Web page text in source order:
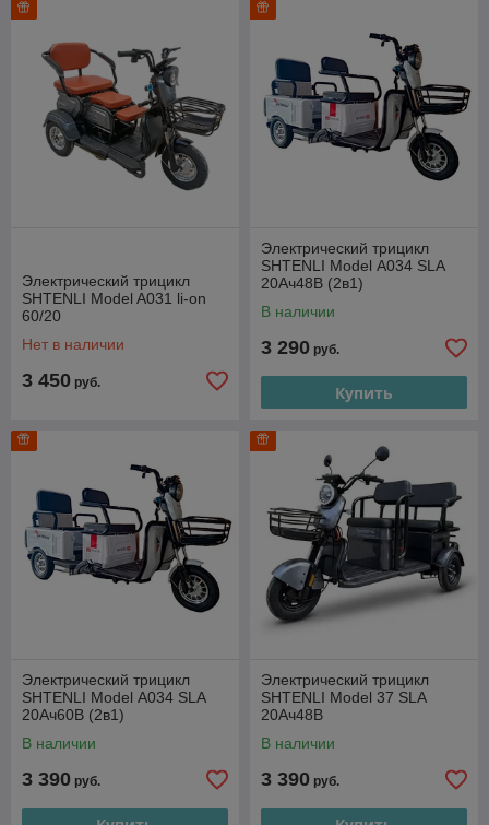
Электрический трицикл
SHTENLI Model A031 li-on
60/20
Нет в наличии
3 450 руб.
Электрический трицикл
SHTENLI Model А034 SLA
20Ач48В (2в1)
В наличии
3 290 руб.
Купить
Электрический трицикл
SHTENLI Model А034 SLA
20Ач60В (2в1)
В наличии
3 390 руб.
Электрический трицикл
SHTENLI Model 37 SLA
20Ач48В
В наличии
3 390 руб.